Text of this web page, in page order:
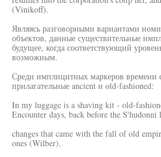
(Vinikoff).
Являясь разговорными вариантами
объектов, данные существительные
будущее, когда соответствующий
возможным.
Среди имплицитных маркеров времени
прилагательные ancient и old-fashioned:
In my luggage is a shaving kit - old-
Encounter days, back before the S'hudonni
changes that came with the fall of old
ones (Wilber).